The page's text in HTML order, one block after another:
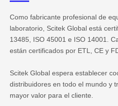
Como fabricante profesional de
laboratorio, Scitek Global está
13485, ISO 45001 e ISO 14001.
están certificados por ETL, CE y
Scitek Global espera establecer
distribuidores en todo el mundo y
mayor valor para el cliente.